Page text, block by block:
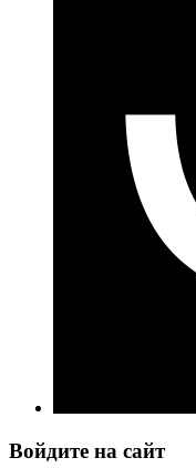
Войдите на сайт